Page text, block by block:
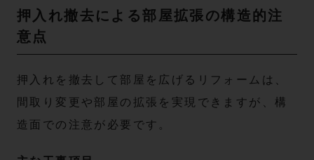
押入れ撤去による部屋拡張の構造的注
意点
押入れを撤去して部屋を広げるリフォームは、
間取り変更や部屋の拡張を実現できますが、構
造面での注意が必要です。